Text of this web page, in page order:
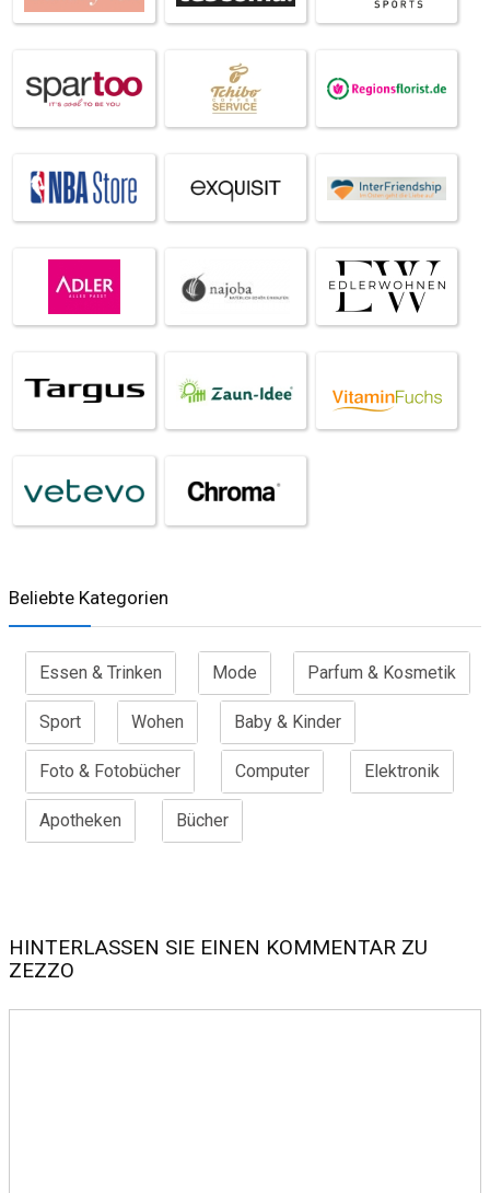
Beliebte Kategorien
Essen & Trinken Mode Parfum & Kosmetik
Sport Wohen Baby & Kinder
Foto & Fotobücher Computer Elektronik
Apotheken Bücher
HINTERLASSEN SIE EINEN KOMMENTAR ZU
ZEZZO